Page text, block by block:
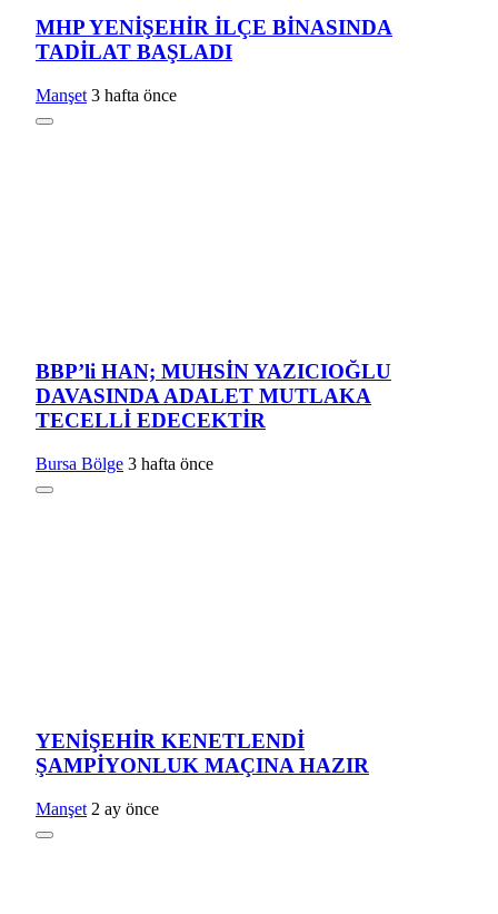
MHP YENİŞEHİR İLÇE BİNASINDA
TADİLAT BAŞLADI
Manşet 3 hafta önce
BBP’li HAN; MUHSİN YAZICIOĞLU
DAVASINDA ADALET MUTLAKA
TECELLİ EDECEKTİR
Bursa Bölge 3 hafta önce
YENİŞEHİR KENETLENDİ
ŞAMPİYONLUK MAÇINA HAZIR
Manşet 2 ay önce